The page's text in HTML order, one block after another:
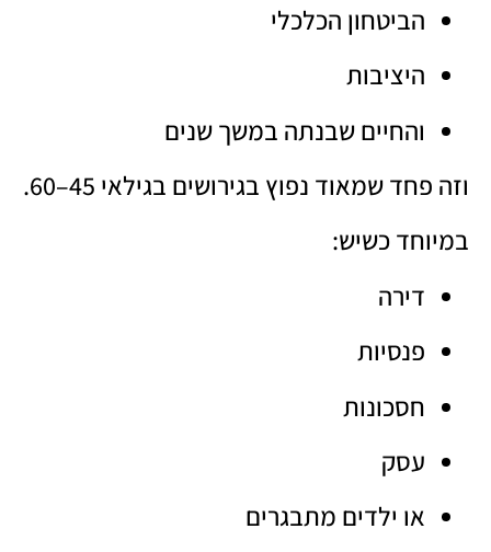
הביטחון הכלכלי
היציבות
והחיים שבנתה במשך שנים
וזה פחד שמאוד נפוץ בגירושים בגילאי 45–60.
במיוחד כשיש:
דירה
פנסיות
חסכונות
עסק
או ילדים מתבגרים